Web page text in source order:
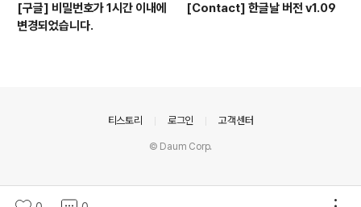
[구글] 비밀번호가 1시간 이내에
변경되었습니다.
[Contact] 한글날 버전 v1.09
티스토리 로그인 고객센터
© Daum Corp.